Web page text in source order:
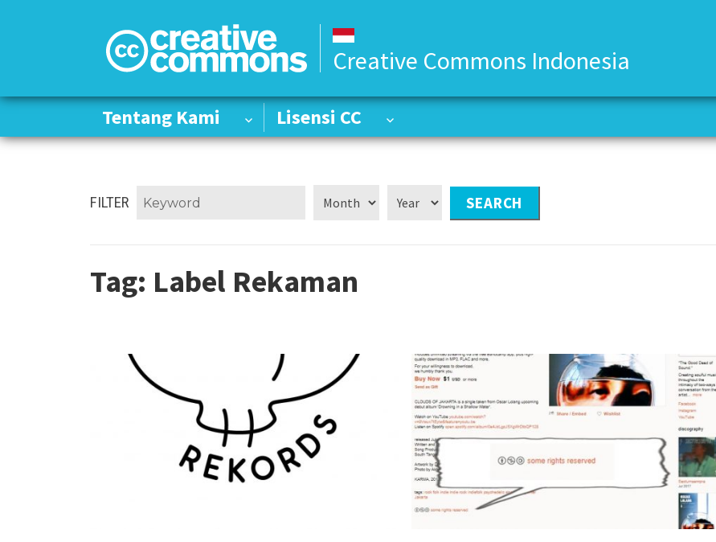
Creative Commons Indonesia
Tentang Kami Lisensi CC
Tentang Kami Lisensi CC
FILTER
Tag: Label Rekaman